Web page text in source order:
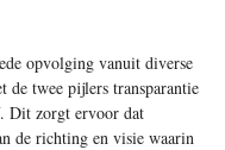
opvolging vanuit diverse
de twee pijlers transparantie
Dit zorgt ervoor dat
de richting en visie waarin